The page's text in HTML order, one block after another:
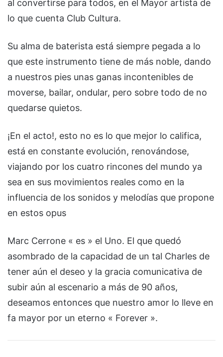
al convertirse para todos, en el Mayor artista de
lo que cuenta Club Cultura.
Su alma de baterista está siempre pegada a lo
que este instrumento tiene de más noble, dando
a nuestros pies unas ganas incontenibles de
moverse, bailar, ondular, pero sobre todo de no
quedarse quietos.
¡En el acto!, esto no es lo que mejor lo califica,
está en constante evolución, renovándose,
viajando por los cuatro rincones del mundo ya
sea en sus movimientos reales como en la
influencia de los sonidos y melodías que propone
en estos opus
Marc Cerrone « es » el Uno. El que quedó
asombrado de la capacidad de un tal Charles de
tener aún el deseo y la gracia comunicativa de
subir aún al escenario a más de 90 años,
deseamos entonces que nuestro amor lo lleve en
fa mayor por un eterno « Forever ».